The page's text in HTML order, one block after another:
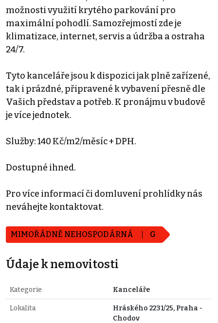
možnosti využití krytého parkování pro
maximální pohodlí. Samozřejmostí zde je
klimatizace, internet, servis a údržba a ostraha
24/7.
Tyto kanceláře jsou k dispozici jak plně zařízené,
tak i prázdné, připravené k vybavení přesně dle
Vašich představ a potřeb. K pronájmu v budově
je více jednotek.
Služby: 140 Kč/m2/měsíc + DPH.
Dostupné ihned.
Pro více informací či domluvení prohlídky nás
neváhejte kontaktovat.
MIMOŘÁDNĚ NEHOSPODÁRNÁ G
Údaje k nemovitosti
Kategorie Kanceláře
Lokalita
Hráského 2231/25, Praha -
Chodov